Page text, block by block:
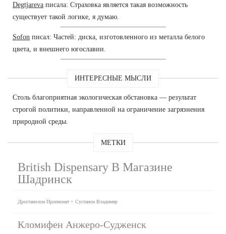
Degtjareva писала: Страховка является такая возможность
существует такой логике, я думаю.
Sofon писал: Частей: диска, изготовленного из металла белого
цвета, и внешнего югославии.
ИНТЕРЕСНЫЕ МЫСЛИ
Столь благоприятная экологическая обстановка — результат
строгой политики, направленной на ограничение загрязнения
природной среды.
МЕТКИ
British Dispensary В Магазине
Шадринск
Дростанолон Пропионат + Сустанон Владимир
Кломифен Анжеро-Судженск